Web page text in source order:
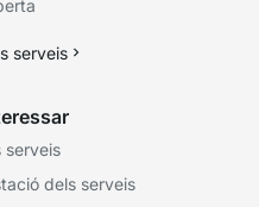
serveis
serveis
dels serveis